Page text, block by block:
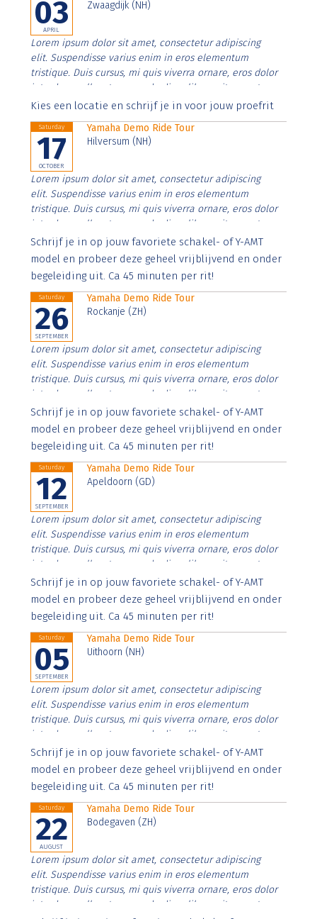
03
APRIL
Zwaagdijk (NH)
Lorem ipsum dolor sit amet, consectetur adipiscing
elit. Suspendisse varius enim in eros elementum
tristique. Duis cursus, mi quis viverra ornare, eros dolor
interdum nulla, ut commodo diam libero vitae erat.
Aenean faucibus nibh et justo cursus id rutrum lorem
Kies een locatie en schrijf je in voor jouw proefrit
Saturday
17
OCTOBER
Yamaha Demo Ride Tour
Hilversum (NH)
Lorem ipsum dolor sit amet, consectetur adipiscing
elit. Suspendisse varius enim in eros elementum
tristique. Duis cursus, mi quis viverra ornare, eros dolor
interdum nulla, ut commodo diam libero vitae erat.
Aenean faucibus nibh et justo cursus id rutrum lorem
imperdiet. Nunc ut sem vitae risus tristique posuere.
Schrijf je in op jouw favoriete schakel- of Y-AMT
model en probeer deze geheel vrijblijvend en onder
begeleiding uit. Ca 45 minuten per rit!
Saturday
26
SEPTEMBER
Yamaha Demo Ride Tour
Rockanje (ZH)
Lorem ipsum dolor sit amet, consectetur adipiscing
elit. Suspendisse varius enim in eros elementum
tristique. Duis cursus, mi quis viverra ornare, eros dolor
interdum nulla, ut commodo diam libero vitae erat.
Aenean faucibus nibh et justo cursus id rutrum lorem
imperdiet. Nunc ut sem vitae risus tristique posuere.
Schrijf je in op jouw favoriete schakel- of Y-AMT
model en probeer deze geheel vrijblijvend en onder
begeleiding uit. Ca 45 minuten per rit!
Saturday
12
SEPTEMBER
Yamaha Demo Ride Tour
Apeldoorn (GD)
Lorem ipsum dolor sit amet, consectetur adipiscing
elit. Suspendisse varius enim in eros elementum
tristique. Duis cursus, mi quis viverra ornare, eros dolor
interdum nulla, ut commodo diam libero vitae erat.
Aenean faucibus nibh et justo cursus id rutrum lorem
imperdiet. Nunc ut sem vitae risus tristique posuere.
Schrijf je in op jouw favoriete schakel- of Y-AMT
model en probeer deze geheel vrijblijvend en onder
begeleiding uit. Ca 45 minuten per rit!
Saturday
05
SEPTEMBER
Yamaha Demo Ride Tour
Uithoorn (NH)
Lorem ipsum dolor sit amet, consectetur adipiscing
elit. Suspendisse varius enim in eros elementum
tristique. Duis cursus, mi quis viverra ornare, eros dolor
interdum nulla, ut commodo diam libero vitae erat.
Aenean faucibus nibh et justo cursus id rutrum lorem
imperdiet. Nunc ut sem vitae risus tristique posuere.
Schrijf je in op jouw favoriete schakel- of Y-AMT
model en probeer deze geheel vrijblijvend en onder
begeleiding uit. Ca 45 minuten per rit!
Saturday
22
AUGUST
Yamaha Demo Ride Tour
Bodegaven (ZH)
Lorem ipsum dolor sit amet, consectetur adipiscing
elit. Suspendisse varius enim in eros elementum
tristique. Duis cursus, mi quis viverra ornare, eros dolor
interdum nulla, ut commodo diam libero vitae erat.